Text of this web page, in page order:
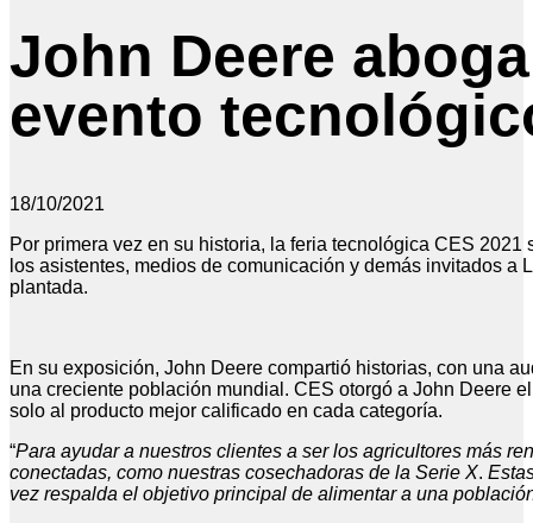
John Deere
evento
18/10/2021
Por primera vez en su historia, la feria tecnológica CES
los asistentes, medios de comunicación y demás invitados
plantada.
En su exposición, John Deere compartió historias, con una
una creciente población mundial. CES otorgó a John Deere
solo al producto mejor calificado en cada categoría.
“Para ayudar a nuestros clientes a ser los agricultores más
conectadas, como nuestras cosechadoras de la Serie X.
vez respalda el objetivo principal de alimentar a una